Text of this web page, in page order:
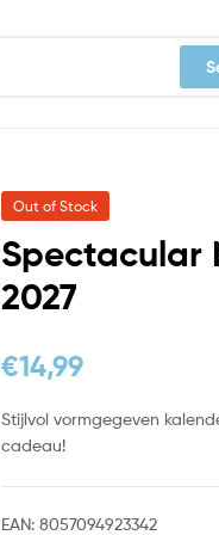
Out of Stock
Spectacular
2027
€14,99
Stijlvol vormgegeven
cadeau!
EAN:8057094923342